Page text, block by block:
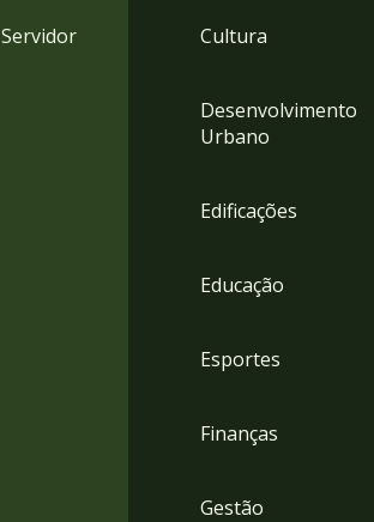
Servidor Cultura
Desenvolvimento
Urbano
Edificações
Educação
Esportes
Finanças
Gestão